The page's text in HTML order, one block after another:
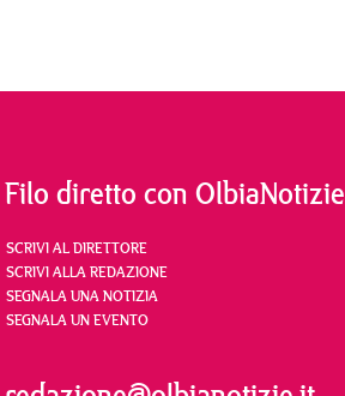
Filo diretto con OlbiaNotizie
SCRIVI AL DIRETTORE
SCRIVI ALLA REDAZIONE
SEGNALA UNA NOTIZIA
SEGNALA UN EVENTO